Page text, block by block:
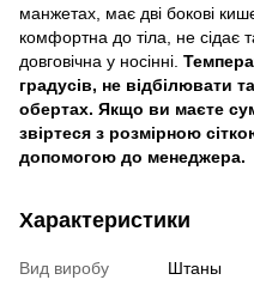
манжетах, має дві бокові
комфортна до тіла, не сідає
довговічна у носінні.
градусів, не відбілювати
обертах. Якщо ви маєте
звіртеся з розмірною
допомогою до менеджера.
Характеристики
Вид виробу
Штаны